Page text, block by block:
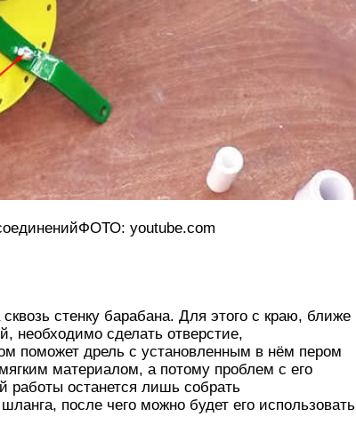
youtube.com
стенку барабана. Для этого с краю, ближе
необходимо сделать отверстие,
поможет дрель с установленным в нём пером
материалом, а потому проблем с его
работы останется лишь собрать
после чего можно будет его использовать